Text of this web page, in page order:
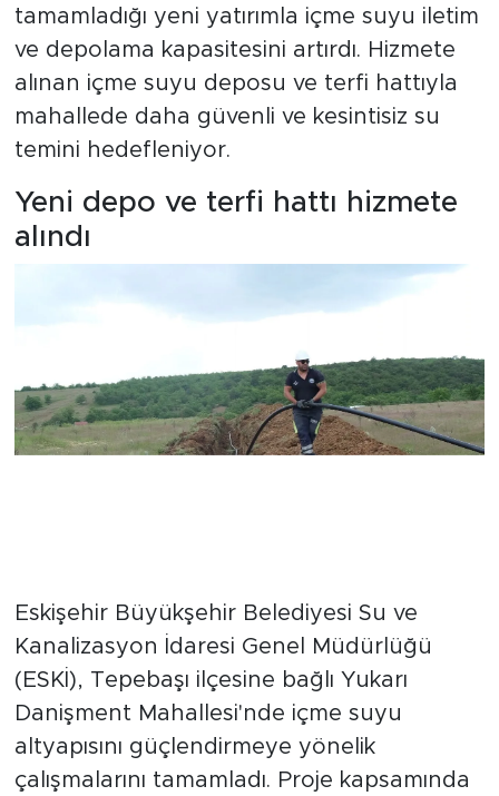
tamamladığı yeni yatırımla içme suyu iletim
ve depolama kapasitesini artırdı. Hizmete
alınan içme suyu deposu ve terfi hattıyla
mahallede daha güvenli ve kesintisiz su
temini hedefleniyor.
Yeni depo ve terfi hattı hizmete
alındı
Eskişehir Büyükşehir Belediyesi Su ve
Kanalizasyon İdaresi Genel Müdürlüğü
(ESKİ), Tepebaşı ilçesine bağlı Yukarı
Danişment Mahallesi'nde içme suyu
altyapısını güçlendirmeye yönelik
çalışmalarını tamamladı. Proje kapsamında